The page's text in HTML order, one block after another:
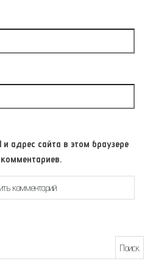
адрес сайта в этом браузере